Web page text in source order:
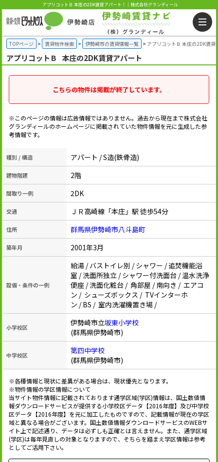
アプリコットＢ 本庄の2DK賃貸アパート！｜株式会社グランディール
TOPページ 賃貸物件検索 伊勢崎市の賃貸情報一覧 アプリコットＢ 本庄の2DK賃貸
アプリコットＢ 本庄の2DK賃貸アパート
こちらの物件は掲載が終了しています。
※このページの情報は広告情報ではありません。過去から現在まで株式会社
グランディールのホームぺージに掲載されていた物件情報を元に生成した参
考情報です。
種別 / 構造 アパート / S造(鉄骨造)
建物階建 2階
間取り一例 2DK
交通 ＪＲ高崎線「本庄」駅 徒歩54分
住所 群馬県伊勢崎市八斗島町
築年月 2001年3月
設備・条件の一例
給湯 / バストイレ別 / シャワー / 追焚機能浴
室 / 洗面所独立 / シャワー付洗面台 / 温水洗浄
便座 / 洗面化粧台 / 角部屋 / 南向き / エアコ
ン / シューズボックス / TVインターホ
ン / BS / 室内洗濯機置き場 /
小学校区 伊勢崎市立坂東小学校
(群馬県伊勢崎市)
中学校区
第四中学校
(群馬県伊勢崎市)
※各種情報と現状に差異がある場合は、現状優先となります。
※物件情報の学区情報について
当サイト物件情報に記載されております通学区域(学区)情報は、国土数値情
報ダウンロードサービスが提供する小学校区データ【2016年度】及び中学校
区データ【2016年度】を元に加工したものですので、記載情報が現在の学区
域と異なる場合がございます。国土数値情報ダウンロードサービスのWEBサ
イト上で記述通り、データは必ずしも正確とは言えません。また、通学区域
(学区)は毎年見直しの対象となりますので、そちらを踏まえ学区情報は参考
としてご活用下さい。